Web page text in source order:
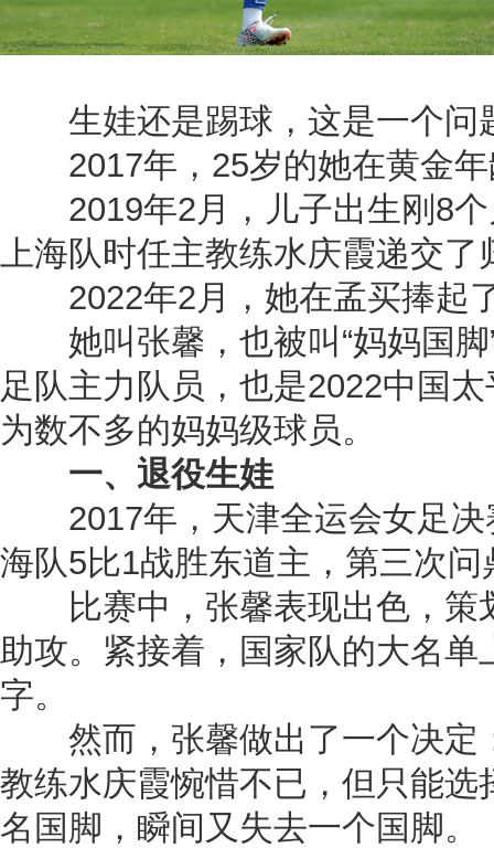
生娃还是踢球，这是一个问
2017年，25岁的她在黄金年
2019年2月，儿子出生刚8个
上海队时任主教练水庆霞递交了
2022年2月，她在孟买捧起
她叫张馨，也被叫“妈妈国脚
足队主力队员，也是2022中国
为数不多的妈妈级球员。
一、退役生娃
2017年，天津全运会女足决
海队5比1战胜东道主，第三次问
比赛中，张馨表现出色，策
助攻。紧接着，国家队的大名单
字。
然而，张馨做出了一个决定
教练水庆霞惋惜不已，但只能选
名国脚，瞬间又失去一个国脚。